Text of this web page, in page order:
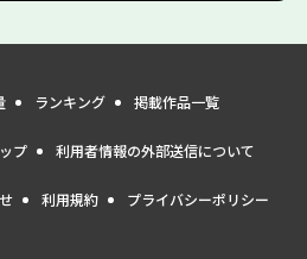
ランキング 掲載作品一覧
プ 利用者情報の外部送信について
利用規約 プライバシーポリシー